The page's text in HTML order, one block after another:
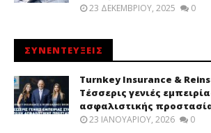
23 ΔΕΚΕΜΒΡΊΟΥ, 2025 0
ΣΥΝΕΝΤΕΥΞΕΙΣ
Turnkey Insurance &
Τέσσερις γενιές
ασφαλιστικής
23 ΙΑΝΟΥΑΡΊΟΥ, 2026 0